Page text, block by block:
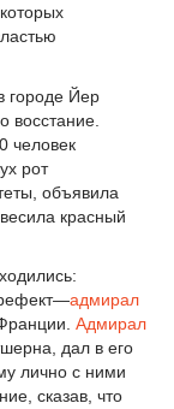
городе Йер
восстание.
человек
рот
объявила
красный
адмирал
Адмирал
дал в его
лично с ними
сказав, что